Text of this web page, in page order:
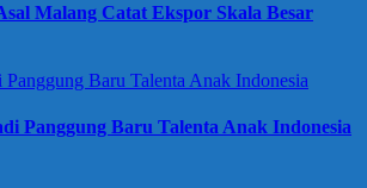
Malang Catat Ekspor Skala Besar
Panggung Baru Talenta Anak Indonesia